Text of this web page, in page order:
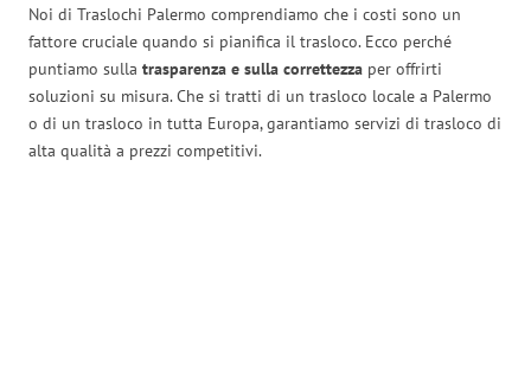
Noi di Traslochi Palermo comprendiamo che i costi sono un
fattore cruciale quando si pianifica il trasloco. Ecco perché
puntiamo sulla trasparenza e sulla correttezza per offrirti
soluzioni su misura. Che si tratti di un trasloco locale a Palermo
o di un trasloco in tutta Europa, garantiamo servizi di trasloco di
alta qualità a prezzi competitivi.